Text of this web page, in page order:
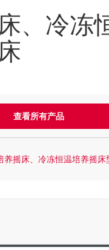
、冷冻
查看所有产品
养摇床、冷冻恒温培养摇床